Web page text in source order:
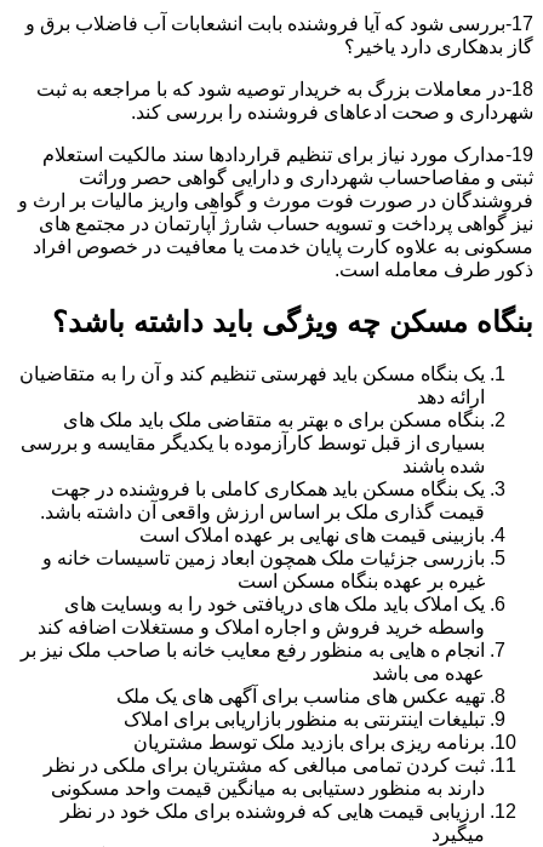
17-بررسی شود که آیا فروشنده بابت انشعابات آب فاضلاب برق و
گاز بدهکاری دارد یاخیر؟
18-در معاملات بزرگ به خریدار توصیه شود که با مراجعه به ثبت
شهرداری و صحت ادعاهای فروشنده را بررسی کند.
19-مدارک مورد نیاز برای تنظیم قراردادها سند مالکیت استعلام
ثبتی و مفاصاحساب شهرداری و دارایی گواهی حصر وراثت
فروشندگان در صورت فوت مورث و گواهی واریز مالیات بر ارث و
نیز گواهی پرداخت و تسویه حساب شارژ آپارتمان در مجتمع های
مسکونی به علاوه کارت پایان خدمت یا معافیت در خصوص افراد
ذکور طرف معامله است.
بنگاه مسکن چه ویژگی باید داشته باشد؟
یک بنگاه مسکن باید فهرستی تنظیم کند و آن را به متقاضیان
ارائه دهد
بنگاه مسکن برای ه بهتر به متقاضی ملک باید ملک های
بسیاری از قبل توسط کارآزموده با یکدیگر مقایسه و بررسی
شده باشند
یک بنگاه مسکن باید همکاری کاملی با فروشنده در جهت
قیمت گذاری ملک بر اساس ارزش واقعی آن داشته باشد.
بازبینی قیمت های نهایی بر عهده املاک است
بازرسی جزئیات ملک همچون ابعاد زمین تاسیسات خانه و
غیره بر عهده بنگاه مسکن است
یک املاک باید ملک های دریافتی خود را به وبسایت های
واسطه خرید فروش و اجاره املاک و مستغلات اضافه کند
انجام ه هایی به منظور رفع معایب خانه با صاحب ملک نیز بر
عهده می باشد
تهیه عکس های مناسب برای آگهی های یک ملک
تبلیغات اینترنتی به منظور بازاریابی برای املاک
برنامه ریزی برای بازدید ملک توسط مشتریان
ثبت کردن تمامی مبالغی که مشتریان برای ملکی در نظر
دارند به منظور دستیابی به میانگین قیمت واحد مسکونی
ارزیابی قیمت هایی که فروشنده برای ملک خود در نظر
میگیرد